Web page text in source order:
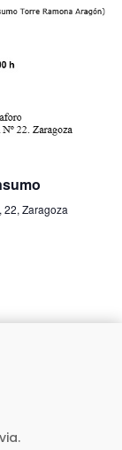
22, Zaragoza